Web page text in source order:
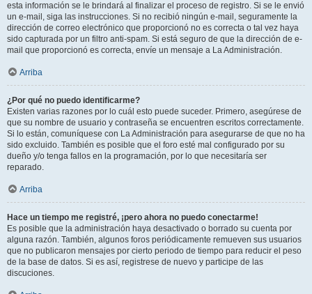
esta información se le brindará al finalizar el proceso de registro. Si se le envió
un e-mail, siga las instrucciones. Si no recibió ningún e-mail, seguramente la
dirección de correo electrónico que proporcionó no es correcta o tal vez haya
sido capturada por un filtro anti-spam. Si está seguro de que la dirección de e-
mail que proporcionó es correcta, envíe un mensaje a La Administración.
Arriba
¿Por qué no puedo identificarme?
Existen varias razones por lo cuál esto puede suceder. Primero, asegúrese de
que su nombre de usuario y contraseña se encuentren escritos correctamente.
Si lo están, comuníquese con La Administración para asegurarse de que no ha
sido excluido. También es posible que el foro esté mal configurado por su
dueño y/o tenga fallos en la programación, por lo que necesitaría ser
reparado.
Arriba
Hace un tiempo me registré, ¡pero ahora no puedo conectarme!
Es posible que la administración haya desactivado o borrado su cuenta por
alguna razón. También, algunos foros periódicamente remueven sus usuarios
que no publicaron mensajes por cierto periodo de tiempo para reducir el peso
de la base de datos. Si es así, registrese de nuevo y participe de las
discuciones.